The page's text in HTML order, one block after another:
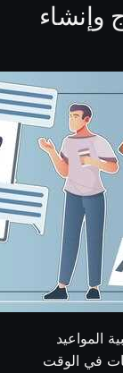
وإنشاء
المواعيد
في الوقت